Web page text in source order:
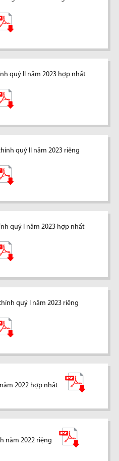
quý II năm 2023 hợp nhất
quý II năm 2023 riêng
quý I năm 2023 hợp nhất
quý I năm 2023 riêng
2022 hợp nhất
năm 2022 riệng